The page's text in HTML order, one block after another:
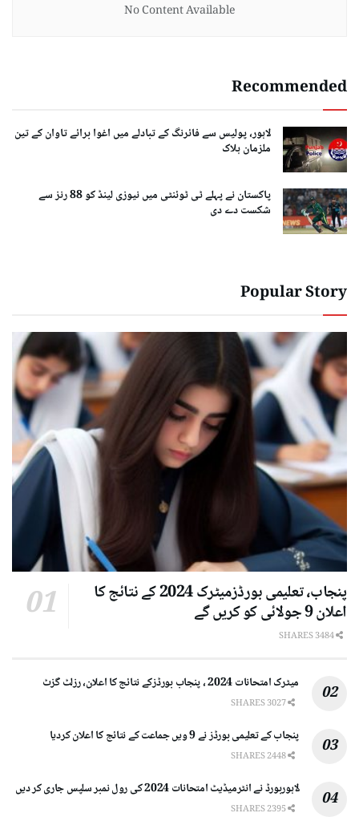
No Content Available
Recommended
لاہور، پولیس سے فائرنگ کے تبادلے میں اغوا برائے تاوان کے تین
ملزمان ہلاک
پاکستان نے پہلے ٹی ٹوئنٹی میں نیوزی لینڈ کو 88 رنز سے
شکست دے دی
Popular Story
پنجاب، تعلیمی بورڈزمیٹرک 2024 کے نتائج کا
اعلان 9 جولائی کو کریں گے
میٹرک امتحانات 2024 ، پنجاب بورڈزکے نتائج کا اعلان، رزلٹ گزٹ
پنجاب کے تعلیمی بورڈز نے 9 ویں جماعت کے نتائج کا اعلان کردیا
لاہوربورڈ نے انٹرمیڈیٹ امتحانات 2024 کی رول نمبر سلپس جاری کر دیں